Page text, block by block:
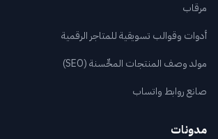
مرقاب
أدوات وقوالب تسويقية للمتاجر الرقمية
مولد وصف المنتجات المحٍّسنة (SEO)
صانع روابط واتساب
مدونات